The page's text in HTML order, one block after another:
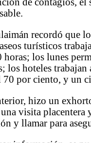
recordó que
turísticos
horas; los lunes
los hoteles
70 por ciento, y un
hizo un
una visita
y llamar para